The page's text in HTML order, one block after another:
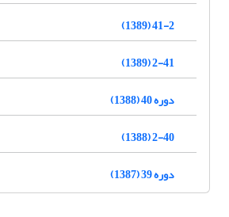
41-2 (1389)
2-41 (1389)
دوره 40 (1388)
2-40 (1388)
دوره 39 (1387)